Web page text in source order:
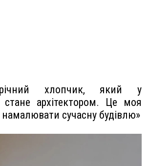
хлопчик, який у
стане архітектором. Це моя
сучасну будівлю»